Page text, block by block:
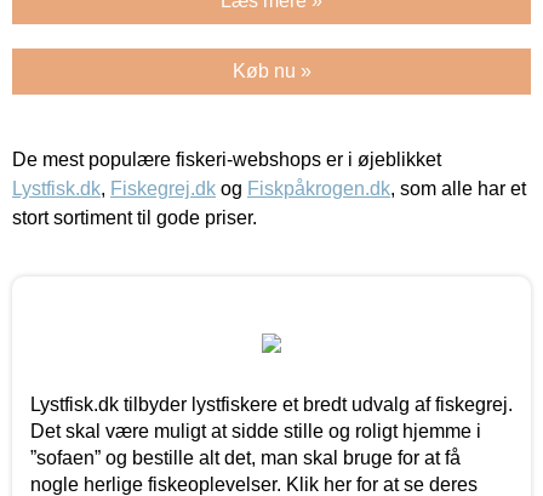
Køb nu »
De mest populære fiskeri-webshops er i øjeblikket
Lystfisk.dk, Fiskegrej.dk og Fiskpåkrogen.dk, som alle har et
stort sortiment til gode priser.
Lystfisk.dk tilbyder lystfiskere et bredt udvalg af fiskegrej.
Det skal være muligt at sidde stille og roligt hjemme i
”sofaen” og bestille alt det, man skal bruge for at få
nogle herlige fiskeoplevelser. Klik her for at se deres